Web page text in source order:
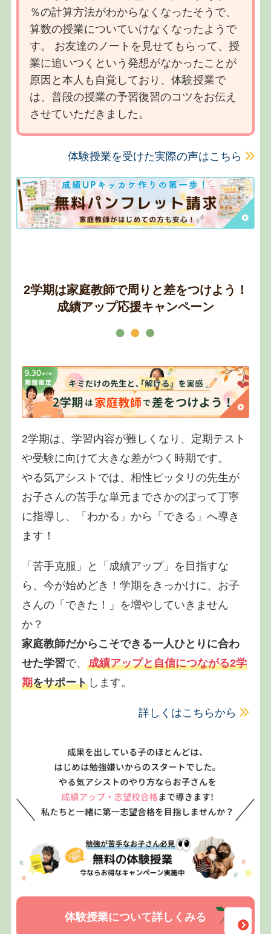
％の計算方法がわからなくなったそうで、
算数の授業についていけなくなったようで
す。 お友達のノートを見せてもらって、授
業に追いつくという発想がなかったことが
原因と本人も自覚しており、体験授業で
は、普段の授業の予習復習のコツをお伝え
させていただきました。
体験授業を受けた実際の声はこちら
2学期は家庭教師で周りと差をつけよう！
成績アップ応援キャンペーン
2学期は、学習内容が難しくなり、定期テスト
や受験に向けて大きな差がつく時期です。
やる気アシストでは、相性ピッタリの先生が
お子さんの苦手な単元までさかのぼって丁寧
に指導し、「わかる」から「できる」へ導き
ます！
「苦手克服」と「成績アップ」を目指すな
ら、今が始めどき！学期をきっかけに、お子
さんの「できた！」を増やしていきません
か？
家庭教師だからこそできる一人ひとりに合わ
せた学習で、 成績アップと自信につながる2学
期をサポートします。
詳しくはこちらから
体験授業について詳しくみる